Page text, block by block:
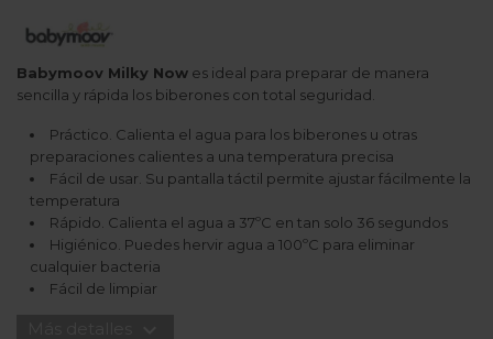
Babymoov Milky Now es ideal para preparar de manera
sencilla y rápida los biberones con total seguridad.
Práctico. Calienta el agua para los biberones u otras
preparaciones calientes a una temperatura precisa
Fácil de usar. Su pantalla táctil permite ajustar fácilmente la
temperatura
Rápido. Calienta el agua a 37ºC en tan solo 36 segundos
Higiénico. Puedes hervir agua a 100ºC para eliminar
cualquier bacteria
Fácil de limpiar